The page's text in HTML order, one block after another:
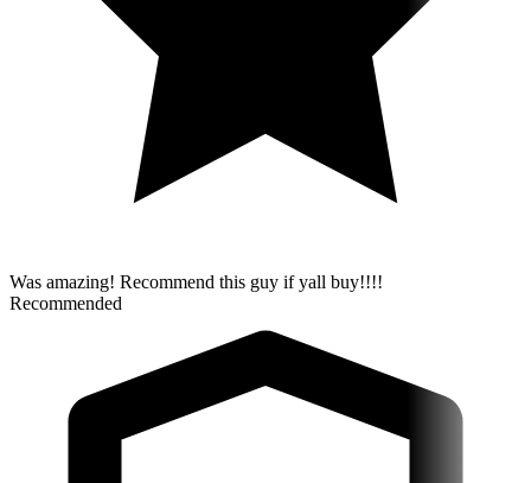
Was amazing! Recommend this guy if yall buy!!!!
Recommended